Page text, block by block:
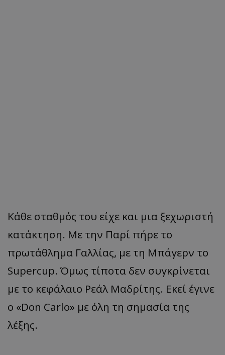
Κάθε σταθμός του είχε και μια ξεχωριστή
κατάκτηση. Με την Παρί πήρε το
πρωτάθλημα Γαλλίας, με τη Μπάγερν το
Supercup. Όμως τίποτα δεν συγκρίνεται
με το κεφάλαιο Ρεάλ Μαδρίτης. Εκεί έγινε
ο «Don Carlo» με όλη τη σημασία της
λέξης.